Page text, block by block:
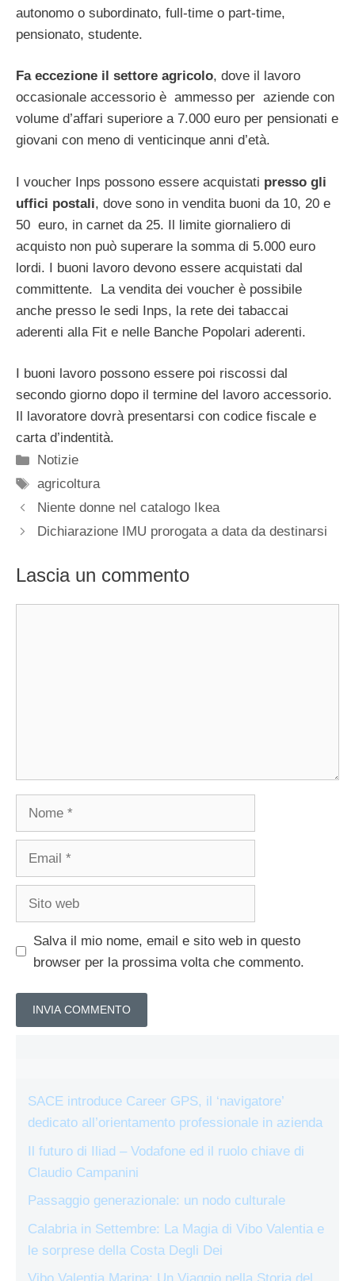
autonomo o subordinato, full-time o part-time,
pensionato, studente.
Fa eccezione il settore agricolo, dove il lavoro
occasionale accessorio è ammesso per aziende con
volume d’affari superiore a 7.000 euro per pensionati e
giovani con meno di venticinque anni d’età.
I voucher Inps possono essere acquistati presso gli
uffici postali, dove sono in vendita buoni da 10, 20 e
50 euro, in carnet da 25. Il limite giornaliero di
acquisto non può superare la somma di 5.000 euro
lordi. I buoni lavoro devono essere acquistati dal
committente. La vendita dei voucher è possibile
anche presso le sedi Inps, la rete dei tabaccai
aderenti alla Fit e nelle Banche Popolari aderenti.
I buoni lavoro possono essere poi riscossi dal
secondo giorno dopo il termine del lavoro accessorio.
Il lavoratore dovrà presentarsi con codice fiscale e
carta d’indentità.
Categorie
Notizie
Tag
agricoltura
Niente donne nel catalogo Ikea
Dichiarazione IMU prorogata a data da destinarsi
Lascia un commento
Nome
Email
Sito
Salva il mio nome, email e sito web in questo
browser per la prossima volta che commento.
SACE introduce Career GPS, il ‘navigatore’
dedicato all’orientamento professionale in azienda
Il futuro di Iliad – Vodafone ed il ruolo chiave di
Claudio Campanini
Passaggio generazionale: un nodo culturale
Calabria in Settembre: La Magia di Vibo Valentia e
le sorprese della Costa Degli Dei